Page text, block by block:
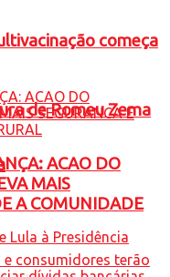
de Romeu Zema
começa
ACAO DO
MAIS
A COMUNIDADE